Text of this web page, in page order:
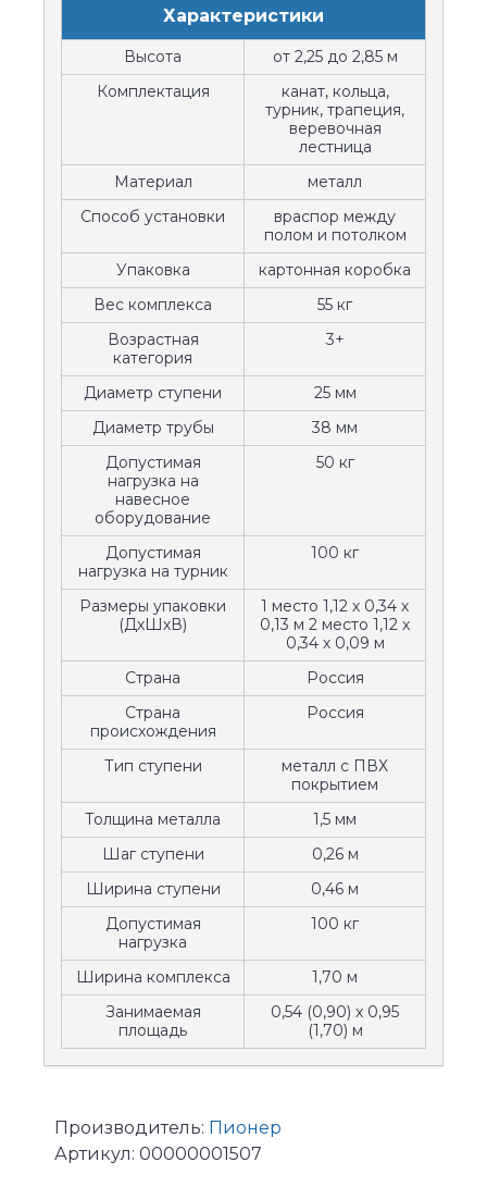
Характеристики
Высота
от 2,25 до 2,85 м
Комплектация
канат, кольца,
турник, трапеция,
веревочная
лестница
Материал
металл
Способ установки
враспор между
полом и потолком
Упаковка
картонная коробка
Вес комплекса
55 кг
Возрастная
категория
3+
Диаметр ступени
25 мм
Диаметр трубы
38 мм
Допустимая
нагрузка на
навесное
оборудование
50 кг
Допустимая
нагрузка на турник
100 кг
Размеры упаковки
(ДхШхВ)
1 место 1,12 х 0,34 х
0,13 м 2 место 1,12 х
0,34 х 0,09 м
Страна
Россия
Страна
происхождения
Россия
Тип ступени
металл с ПВХ
покрытием
Толщина металла
1,5 мм
Шаг ступени
0,26 м
Ширина ступени
0,46 м
Допустимая
нагрузка
100 кг
Ширина комплекса
1,70 м
Занимаемая
площадь
0,54 (0,90) х 0,95
(1,70) м
Производитель: Пионер
Артикул: 00000001507